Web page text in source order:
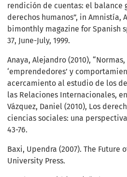
rendición de cuentas: el balance
derechos humanos”, in Amnistía,
bimonthly magazine for Spanish
37, June-July, 1999.
Anaya, Alejandro (2010),
‘emprendedores’ y
acercamiento al estudio de los
las Relaciones Internacionales,
Vázquez, Daniel (2010), Los
ciencias sociales: una
43-76.
Baxi, Upendra (2007). The Future
University Press.